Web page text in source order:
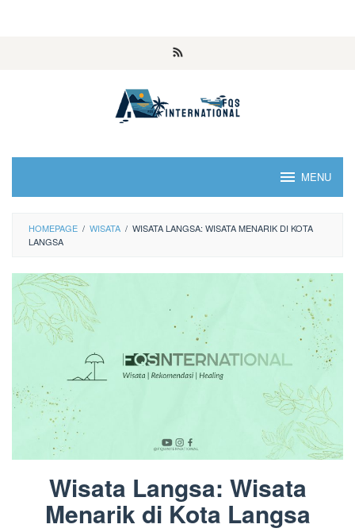
MENU
HOMEPAGE / WISATA / WISATA LANGSA: WISATA MENARIK DI KOTA
LANGSA
Wisata Langsa: Wisata
Menarik di Kota Langsa